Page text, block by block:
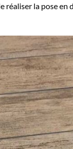
réaliser la pose